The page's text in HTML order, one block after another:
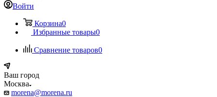
Войти
Корзина0
Избранные товары0
Сравнение товаров0
Ваш город
Москва
morena@morena.ru